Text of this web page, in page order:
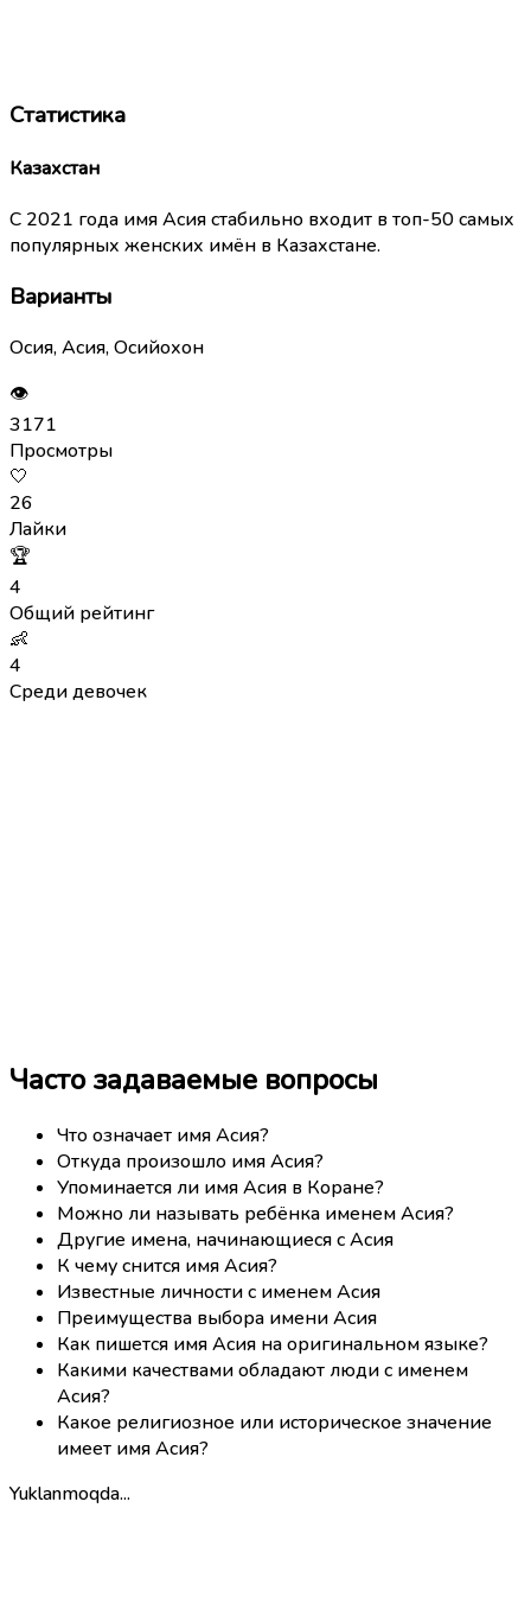
Статистика
Казахстан
С 2021 года имя Асия стабильно входит в топ-50 самых
популярных женских имён в Казахстане.
Варианты
Осия, Асия, Осийохон
👁
3171
Просмотры
🤍
26
Лайки
🏆
4
Общий рейтинг
👶
4
Среди девочек
Часто задаваемые вопросы
Что означает имя Асия?
Откуда произошло имя Асия?
Упоминается ли имя Асия в Коране?
Можно ли называть ребёнка именем Асия?
Другие имена, начинающиеся с Асия
К чему снится имя Асия?
Известные личности с именем Асия
Преимущества выбора имени Асия
Как пишется имя Асия на оригинальном языке?
Какими качествами обладают люди с именем
Асия?
Какое религиозное или историческое значение
имеет имя Асия?
Yuklanmoqda...